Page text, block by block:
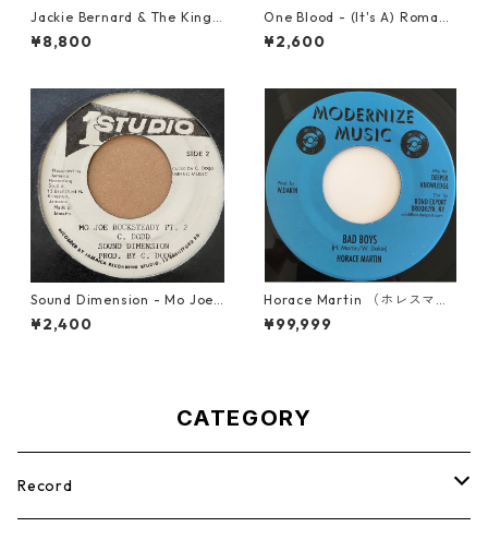
Jackie Bernard & The Kings
tonians - Never Changing H
armony【7-21948】
¥8,800
One Blood - (It's A) Romanc
e【12-50054】
¥2,600
Sound Dimension - Mo Joe
Rock Steady【7-21087】
¥2,400
Horace Martin （ホレスマー
ティン） - Bad Boys【7'】
¥99,999
CATEGORY
Record